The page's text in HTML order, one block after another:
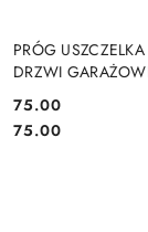
PRÓG
DRZWI
Cena:
75.00
Cena:
75.00